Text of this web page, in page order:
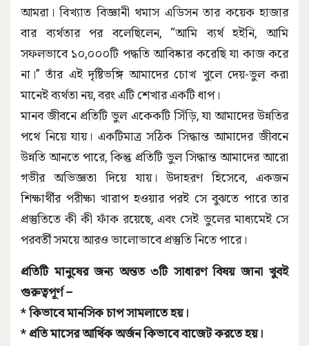
আমরা। বিখ্যাত বিজ্ঞানী থমাস এডিসন তার কয়েক হাজার
বার ব্যর্থতার পর বলেছিলেন, “আমি ব্যর্থ হইনি, আমি
সফলভাবে ১০,০০০টি পদ্ধতি আবিষ্কার করেছি যা কাজ করে
না।” তাঁর এই দৃষ্টিভঙ্গি আমাদের চোখ খুলে দেয়-ভুল করা
মানেই ব্যর্থতা নয়, বরং এটি শেখার একটি ধাপ।
মানব জীবনে প্রতিটি ভুল একেকটি সিঁড়ি, যা আমাদের উন্নতির
পথে নিয়ে যায়। একটিমাত্র সঠিক সিদ্ধান্ত আমাদের জীবনে
উন্নতি আনতে পারে, কিন্তু প্রতিটি ভুল সিদ্ধান্ত আমাদের আরো
গভীর অভিজ্ঞতা দিয়ে যায়। উদাহরণ হিসেবে, একজন
শিক্ষার্থীর পরীক্ষা খারাপ হওয়ার পরই সে বুঝতে পারে তার
প্রস্তুতিতে কী কী ফাঁক রয়েছে, এবং সেই ভুলের মাধ্যমেই সে
পরবর্তী সময়ে আরও ভালোভাবে প্রস্তুতি নিতে পারে।
প্রতিটি মানুষের জন্য অন্তত ৩টি সাধারণ বিষয় জানা খুবই
গুরুত্বপূর্ণ –
* কিভাবে মানসিক চাপ সামলাতে হয়।
* প্রতি মাসের আর্থিক অর্জন কিভাবে বাজেট করতে হয়।